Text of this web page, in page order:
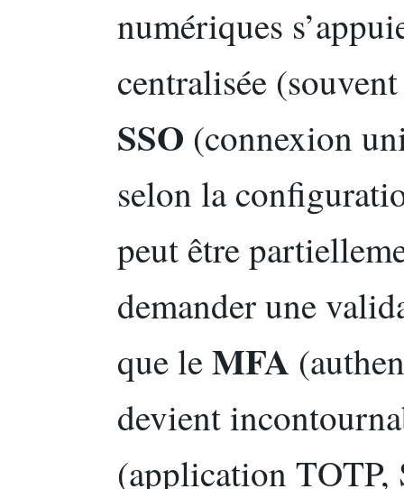
numériques
centralisée
SSO (connexion
selon la
peut être
demander une
que leMFA
devient
(application